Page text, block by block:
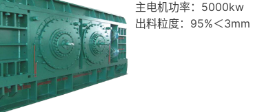
主电机功率：5000kw
出料粒度：95%＜3mm